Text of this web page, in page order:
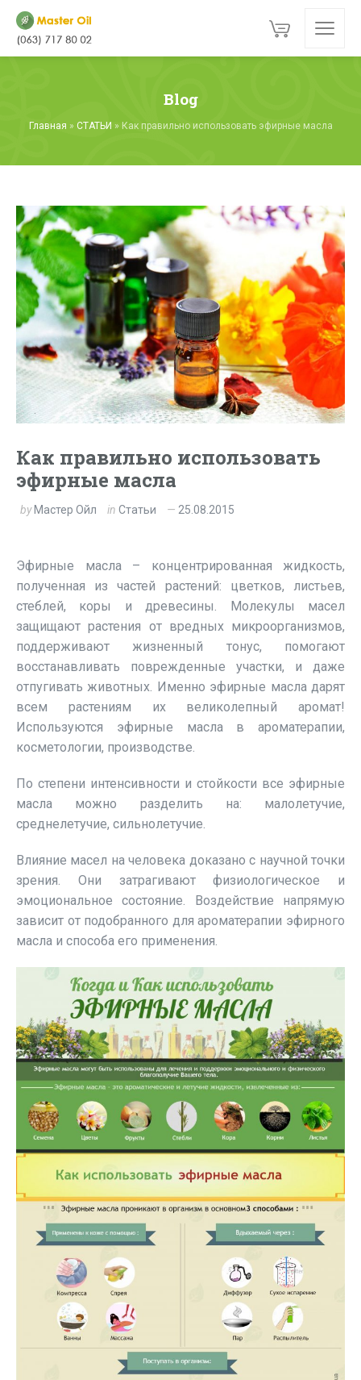
Blog
Главная » СТАТЬИ » Как правильно использовать эфирные масла
Как правильно использовать
эфирные масла
by Мастер Ойл in Статьи 25.08.2015
Эфирные масла – концентрированная жидкость,
полученная из частей растений: цветков, листьев,
стеблей, коры и древесины. Молекулы масел
защищают растения от вредных микроорганизмов,
поддерживают жизненный тонус, помогают
восстанавливать поврежденные участки, и даже
отпугивать животных. Именно эфирные масла дарят
всем растениям их великолепный аромат!
Используются эфирные масла в ароматерапии,
косметологии, производстве.
По степени интенсивности и стойкости все эфирные
масла можно разделить на: малолетучие,
среднелетучие, сильнолетучие.
Влияние масел на человека доказано с научной точки
зрения. Они затрагивают физиологическое и
эмоциональное состояние. Воздействие напрямую
зависит от подобранного для ароматерапии эфирного
масла и способа его применения.